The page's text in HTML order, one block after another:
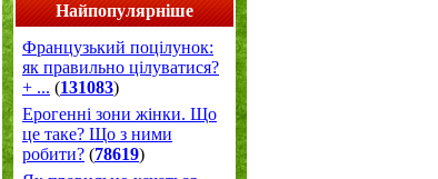
Найпопулярніше
Французький поцілунок:
як правильно цілуватися?
+ ... (131083)
Ерогенні зони жінки. Що
це таке? Що з ними
робити? (78619)